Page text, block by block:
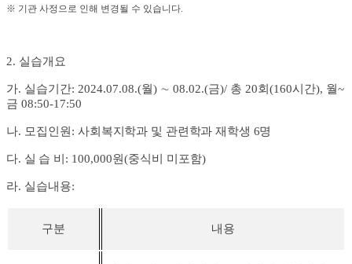
※ 기관 사정으로 인해 변경될 수 있습니다.
2. 실습개요
가. 실습기간: 2024.07.08.(월) ∼ 08.02.(금)/ 총 20회 (160시간), 월~
금 08:50-17:50
나. 모집인원 : 사회복지학과 및 관련학과 재학생 6명
다. 실 습 비 : 100,000원(중식비 미포함)
라. 실습내용:
구분 내용